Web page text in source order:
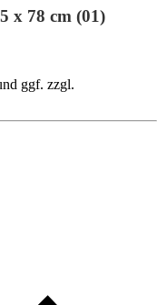
x 78 cm (01)
ggf. zzgl.